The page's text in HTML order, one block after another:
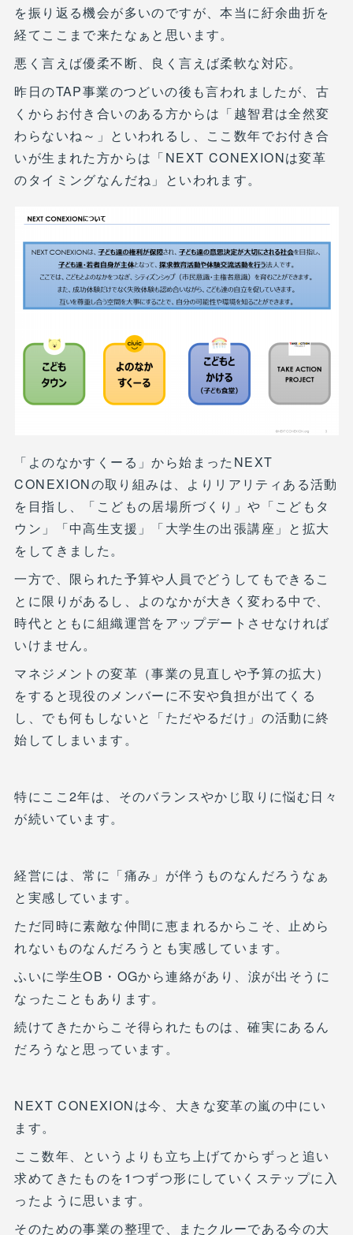
を振り返る機会が多いのですが、本当に紆余曲折を
経てここまで来たなぁと思います。
悪く言えば優柔不断、良く言えば柔軟な対応。
昨日のTAP事業のつどいの後も言われましたが、古
くからお付き合いのある方からは「越智君は全然変
わらないね～」といわれるし、ここ数年でお付き合
いが生まれた方からは「NEXT CONEXIONは変革
のタイミングなんだね」といわれます。
「よのなかすくーる」から始まったNEXT
CONEXIONの取り組みは、よりリアリティある活動
を目指し、「こどもの居場所づくり」や「こどもタ
ウン」「中高生支援」「大学生の出張講座」と拡大
をしてきました。
一方で、限られた予算や人員でどうしてもできるこ
とに限りがあるし、よのなかが大きく変わる中で、
時代とともに組織運営をアップデートさせなければ
いけません。
マネジメントの変革（事業の見直しや予算の拡大）
をすると現役のメンバーに不安や負担が出てくる
し、でも何もしないと「ただやるだけ」の活動に終
始してしまいます。
特にここ2年は、そのバランスやかじ取りに悩む日々
が続いています。
経営には、常に「痛み」が伴うものなんだろうなぁ
と実感しています。
ただ同時に素敵な仲間に恵まれるからこそ、止めら
れないものなんだろうとも実感しています。
ふいに学生OB・OGから連絡があり、涙が出そうに
なったこともあります。
続けてきたからこそ得られたものは、確実にあるん
だろうなと思っています。
NEXT CONEXIONは今、大きな変革の嵐の中にい
ます。
ここ数年、というよりも立ち上げてからずっと追い
求めてきたものを1つずつ形にしていくステップに入
ったように思います。
そのための事業の整理で、またクルーである今の大